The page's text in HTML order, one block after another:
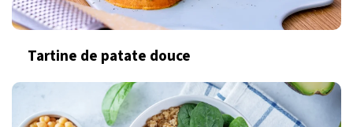
Tartine de patate douce